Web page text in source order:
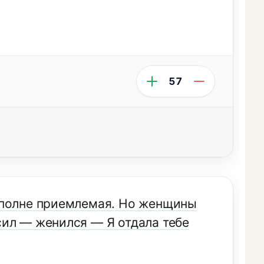
57
приемлемая. Но женщины
— женился — Я отдала тебе